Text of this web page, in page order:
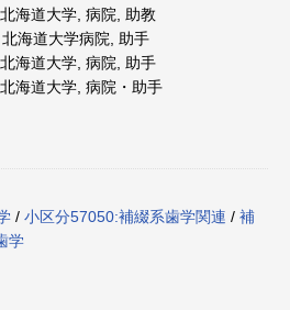
海道大学, 病院, 助教
海道大学病院, 助手
海道大学, 病院, 助手
海道大学, 病院・助手
/ 小区分57050:補綴系歯学関連 / 補
学